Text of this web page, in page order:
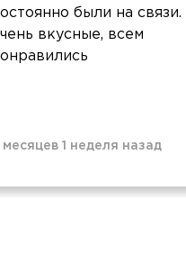
были на
вкусные, всем
месяцев 1 неделя назад